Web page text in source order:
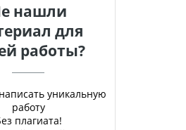
нашли
для
работы?
уникальную
работу
плагиата!